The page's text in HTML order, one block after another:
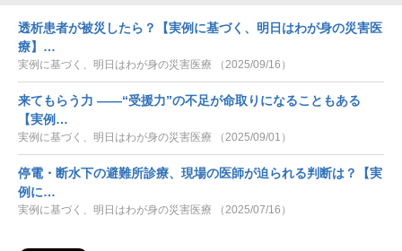
透析患者が被災したら？【実例に基づく、明日はわが身の災害医
療】…
実例に基づく、明日はわが身の災害医療 （2025/09/16）
来てもらう力 ――“受援力”の不足が命取りになることもある
【実例…
実例に基づく、明日はわが身の災害医療 （2025/09/01）
停電・断水下の避難所診療、現場の医師が迫られる判断は？【実
例に…
実例に基づく、明日はわが身の災害医療 （2025/07/16）